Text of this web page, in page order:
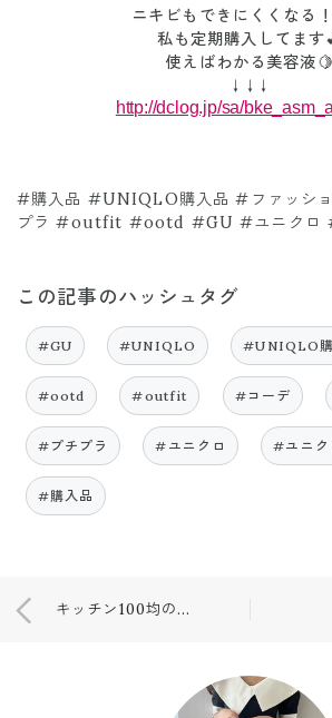
ニキビもできにくくなる
私も定期購入してます
使えばわかる美容液🍋
↓↓↓
http://dclog.jp/sa/
#購入品 #UNIQLO購入品 #ファッシ
プラ #outfit #ootd #GU #ユニクロ
この記事のハッシュタグ
#GU #UNIQLO #UNIQLO
#ootd #outfit #コーデ
#プチプラ #ユニクロ #ユニク
#購入品
キッチン100均のNEWボトル🧴